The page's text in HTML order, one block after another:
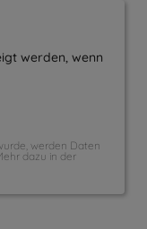
werden, wenn
werden Daten
dazu in der